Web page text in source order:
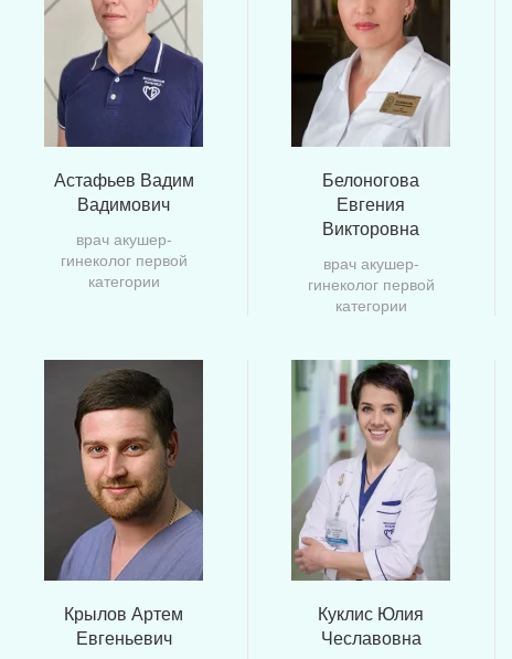
Астафьев Вадим
Вадимович
врач акушер-
гинеколог первой
категории
Белоногова
Евгения
Викторовна
врач акушер-
гинеколог первой
категории
Крылов Артем
Евгеньевич
Куклис Юлия
Чеславовна